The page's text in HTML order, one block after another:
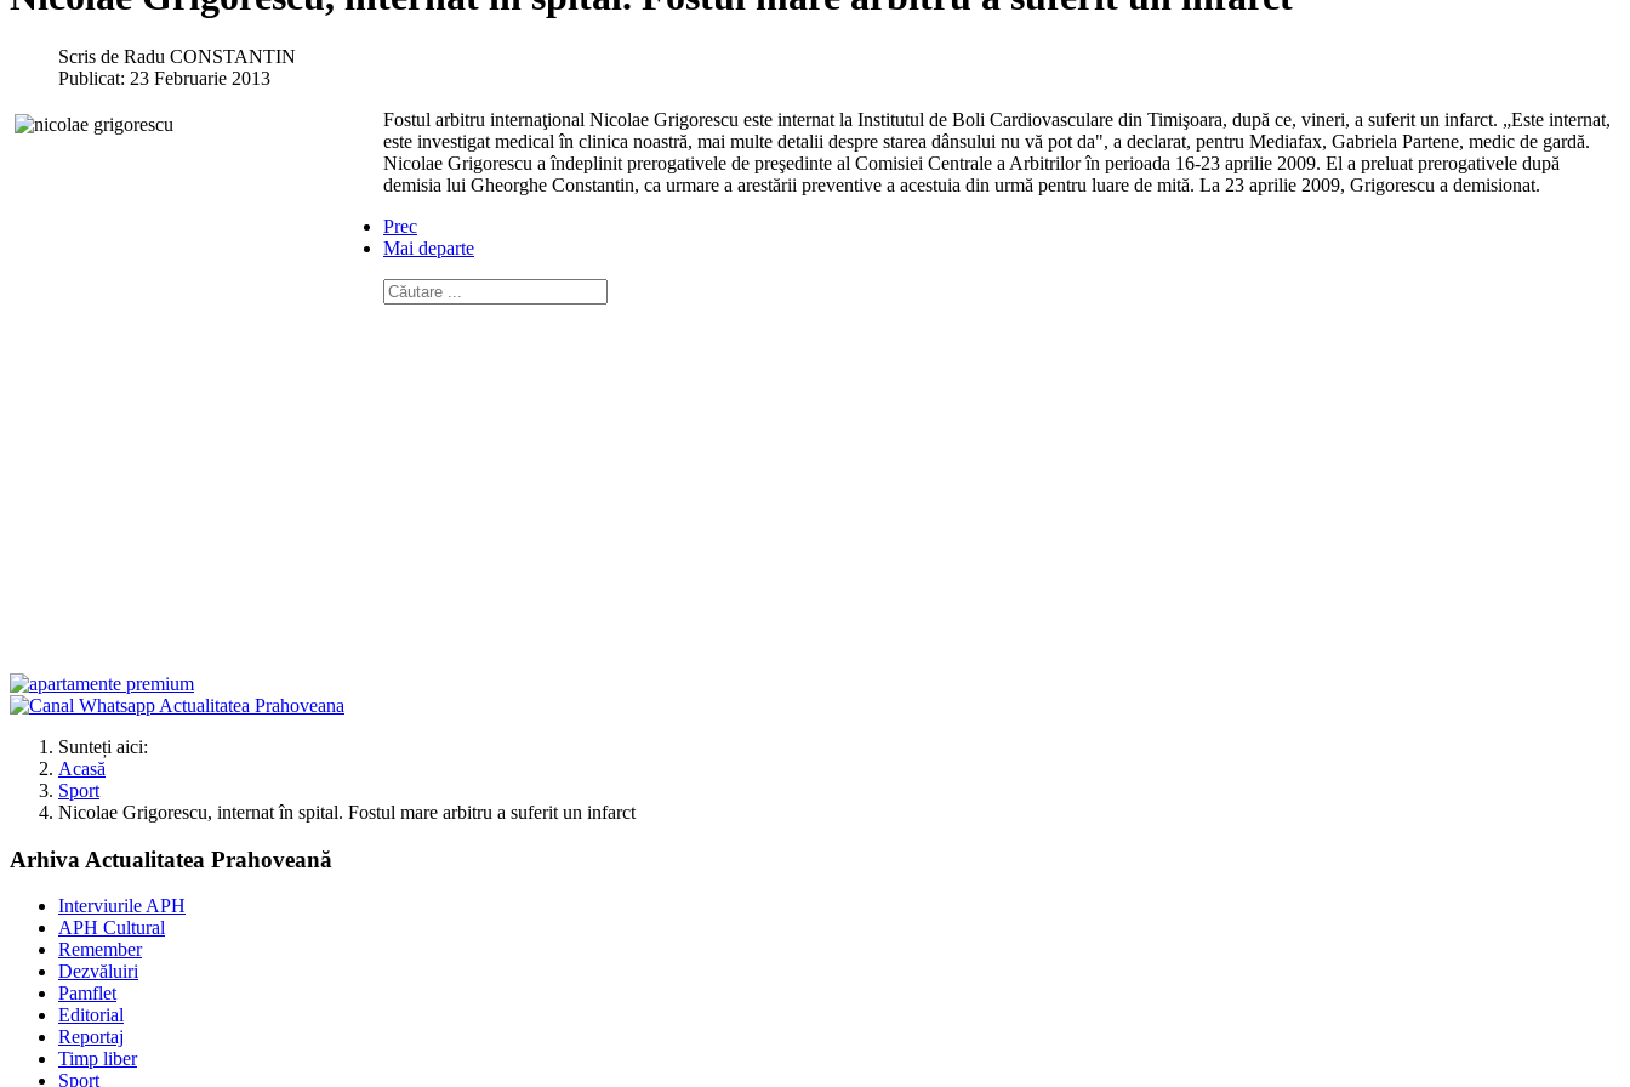
Scris de Radu CONSTANTIN
Publicat: 23 Februarie 2013
Fostul arbitru internaţional Nicolae Grigorescu este internat la Institutul de Boli Cardiovasculare din Timişoara, după ce, vineri, a suferit un infarct. „Este internat,
este investigat medical în clinica noastră, mai multe detalii despre starea dânsului nu vă pot da", a declarat, pentru Mediafax, Gabriela Partene, medic de gardă.
Nicolae Grigorescu a îndeplinit prerogativele de preşedinte al Comisiei Centrale a Arbitrilor în perioada 16-23 aprilie 2009. El a preluat prerogativele după
demisia lui Gheorghe Constantin, ca urmare a arestării preventive a acestuia din urmă pentru luare de mită. La 23 aprilie 2009, Grigorescu a demisionat.
Prec
Mai departe
Sunteți aici:
Acasă
Sport
Nicolae Grigorescu, internat în spital. Fostul mare arbitru a suferit un infarct
Arhiva Actualitatea Prahoveană
Interviurile APH
APH Cultural
Remember
Dezvăluiri
Pamflet
Editorial
Reportaj
Timp liber
Sport